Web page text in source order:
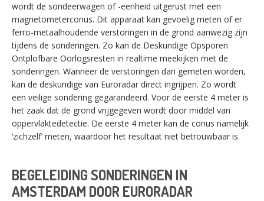
wordt de sondeerwagen of -eenheid uitgerust met een
magnetometerconus. Dit apparaat kan gevoelig meten of er
ferro-metaalhoudende verstoringen in de grond aanwezig zijn
tijdens de sonderingen. Zo kan de Deskundige Opsporen
Ontplofbare Oorlogsresten in realtime meekijken met de
sonderingen. Wanneer de verstoringen dan gemeten worden,
kan de deskundige van Euroradar direct ingrijpen. Zo wordt
een veilige sondering gegarandeerd. Voor de eerste 4 meter is
het zaak dat de grond vrijgegeven wordt door middel van
oppervlaktedetectie. De eerste 4 meter kan de conus namelijk
‘zichzelf’ meten, waardoor het resultaat niet betrouwbaar is.
BEGELEIDING SONDERINGEN IN
AMSTERDAM DOOR EURORADAR